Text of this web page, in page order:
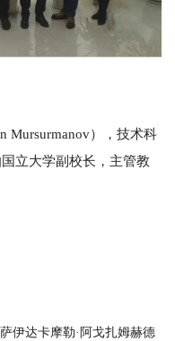
Mursurmanov），技术科
立大学副校长，主管教
伊达卡摩勒·阿戈扎姆赫德